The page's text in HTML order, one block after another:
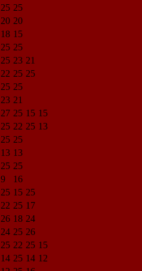
25 25
20 20
18 15
25 25
25 23 21
22 25 25
25 25
23 21
27 25 15 15
25 22 25 13
25 25
13 13
25 25
9
16
25 15 25
22 25 17
26 18 24
24 25 26
25 22 25 15
14 25 14 12